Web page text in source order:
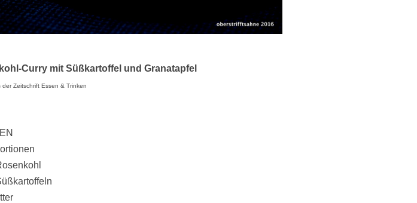
Curry mit Süßkartoffel und Granatapfel
der Zeitschrift Essen & Trinken